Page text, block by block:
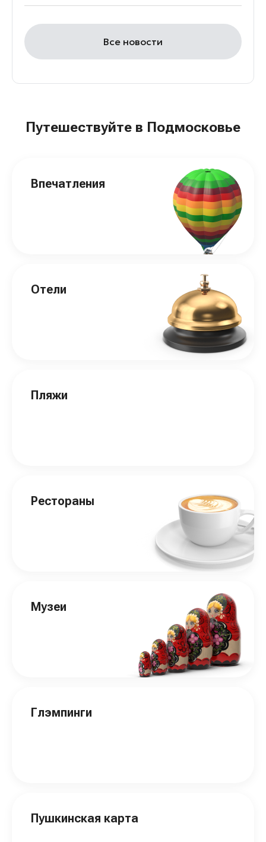
Все новости
Путешествуйте в Подмосковье
Впечатления
Отели
Пляжи
Рестораны
Музеи
Глэмпинги
Пушкинская карта